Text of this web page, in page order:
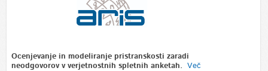
Ocenjevanje in modeliranje pristranskosti zaradi
neodgovorov v verjetnostnih spletnih anketah.
Več